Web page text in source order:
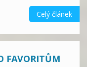
Celý článek
FAVORITŮM